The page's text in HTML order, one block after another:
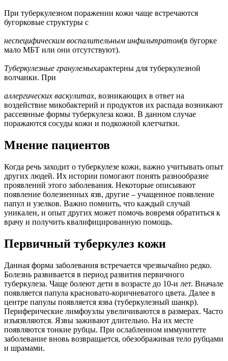
При туберкулезном поражении кожи чаще встречаются
бугорковые структуры с
неспецифическим воспалительным инфильтратом(в бугорке
мало МБТ или они отсутствуют).
Туберкулезные гранулемыхарактерны для туберкулезной
волчанки. При
аллергических васкулитах, возникающих в ответ на
воздействие микобактерий и продуктов их распада возникают
рассеянные формы туберкулеза кожи. В данном случае
поражаются сосуды кожи и подкожной клетчатки.
Мнение пациентов
Когда речь заходит о туберкулезе кожи, важно учитывать опыт
других людей. Их истории помогают понять разнообразие
проявлений этого заболевания. Некоторые описывают
появление болезненных язв, другие – учащенное появление
папул и узелков. Важно помнить, что каждый случай
уникален, и опыт других может помочь вовремя обратиться к
врачу и получить квалифицированную помощь.
Первичный туберкулез кожи
Данная форма заболевания встречается чрезвычайно редко.
Болезнь развивается в период развития первичного
туберкулеза. Чаще болеют дети в возрасте до 10-и лет. Вначале
появляется папула красновато-коричневатого цвета. Далее в
центре папулы появляется язва (туберкулезный шанкр).
Периферические лимфоузлы увеличиваются в размерах. Часто
изъязвляются. Язвы заживают длительно. На их месте
появляются тонкие рубцы. При ослабленном иммунитете
заболевание вновь возвращается, обезображивая тело рубцами
и шрамами.